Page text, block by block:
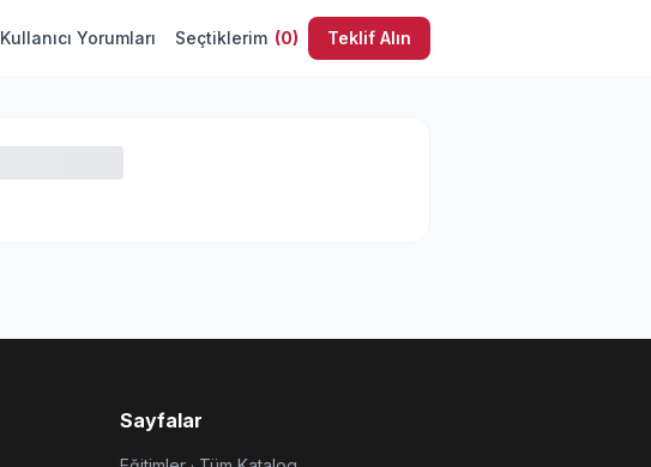
Kullanıcı Yorumları Seçtiklerim (0) Teklif Alın
Sayfalar